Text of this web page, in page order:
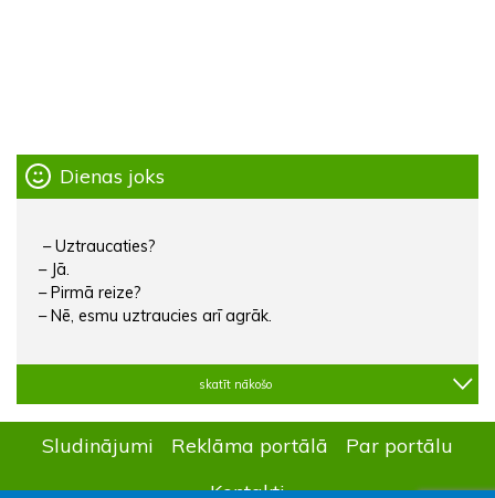
Dienas joks
– Uztraucaties?
– Jā.
– Pirmā reize?
– Nē, esmu uztraucies arī agrāk.
skatīt nākošo
Sludinājumi Reklāma portālā
Par portālu
Kontakti